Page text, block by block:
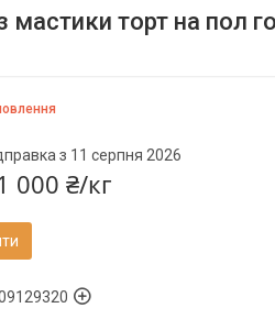
торт на пол
з 11 серпня 2026
000 ₴/кг